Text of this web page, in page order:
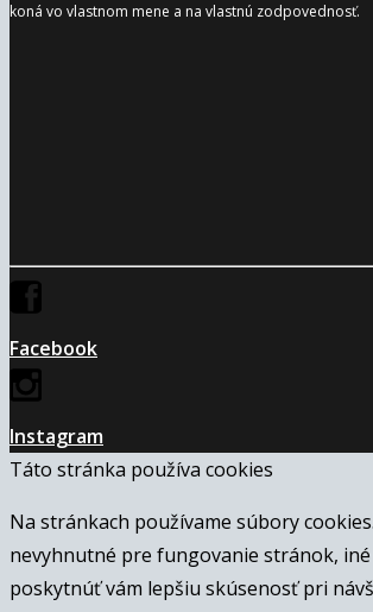
koná vo vlastnom mene a na vlastnú zodpovednosť.
Facebook
Instagram
Táto stránka používa cookies
Na stránkach používame súbory
nevyhnutné pre fungovanie stránok,
poskytnúť vám lepšiu skúsenosť pri